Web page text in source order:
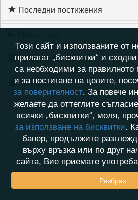
Последни постижения
Хронология на игри
Активност
Този сайт и използваните от
прилагат „бисквитки“ и
са необходими за
и за постигане на целите,
за поверителност. За повече
желаете да оттеглите
всички „бисквитки“, моля,
за използване на бисквитки.
банер, продължите
върху връзка или по друг
сайта, Вие приемате
Разбрах